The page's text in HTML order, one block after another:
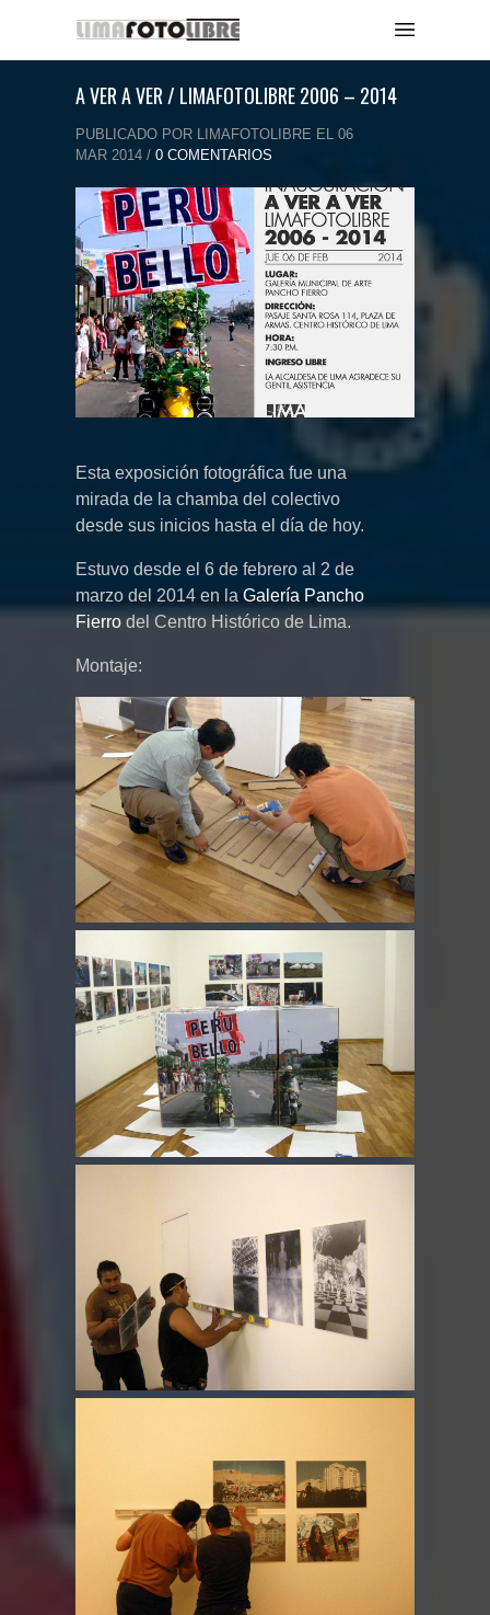
A VER A VER / LIMAFOTOLIBRE 2006 – 2014
PUBLICADO POR LIMAFOTOLIBRE EL 06
MAR 2014 / 0 COMENTARIOS
Esta exposición fotográfica fue una
mirada de la chamba del colectivo
desde sus inicios hasta el día de hoy.
Estuvo desde el 6 de febrero al 2 de
marzo del 2014 en la Galería Pancho
Fierro del Centro Histórico de Lima.
Montaje: